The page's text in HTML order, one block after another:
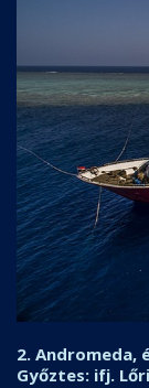
2. Andromeda,
Győztes: ifj.